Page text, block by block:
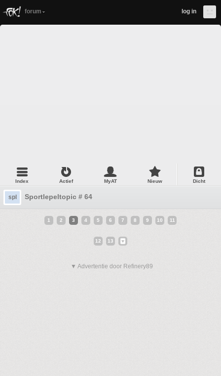
forum log in
Index Actief MyAT Nieuw Dicht
spl Sportlepeltopic # 64
1 2 3 4 5 6 7 8 9 10 11
12 13
▼ Advertentie door Refinery89